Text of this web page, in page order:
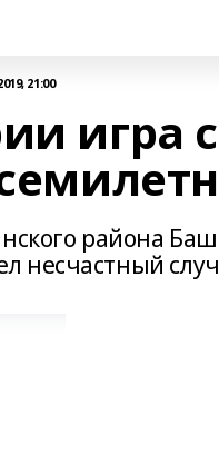
21:00
игра
района
несчастный